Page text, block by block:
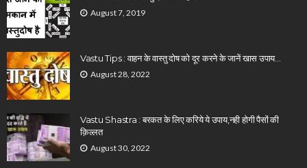
August 7, 2019
Vastu Tips : वाहन के वास्तु दोष को दूर करने के जानें खास उपाय…
August 28, 2022
Vastu Shastra : बरकत के लिए करिये ये उपाय,नही होगी पैसों की
क़िल्लत
August 30, 2022